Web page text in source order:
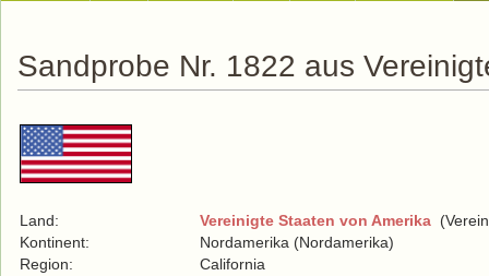
Sandprobe Nr. 1822 aus
Land: Vereinigte Staaten von Amerika
Kontinent:
Nordamerika (Nordamerika)
Region:
California